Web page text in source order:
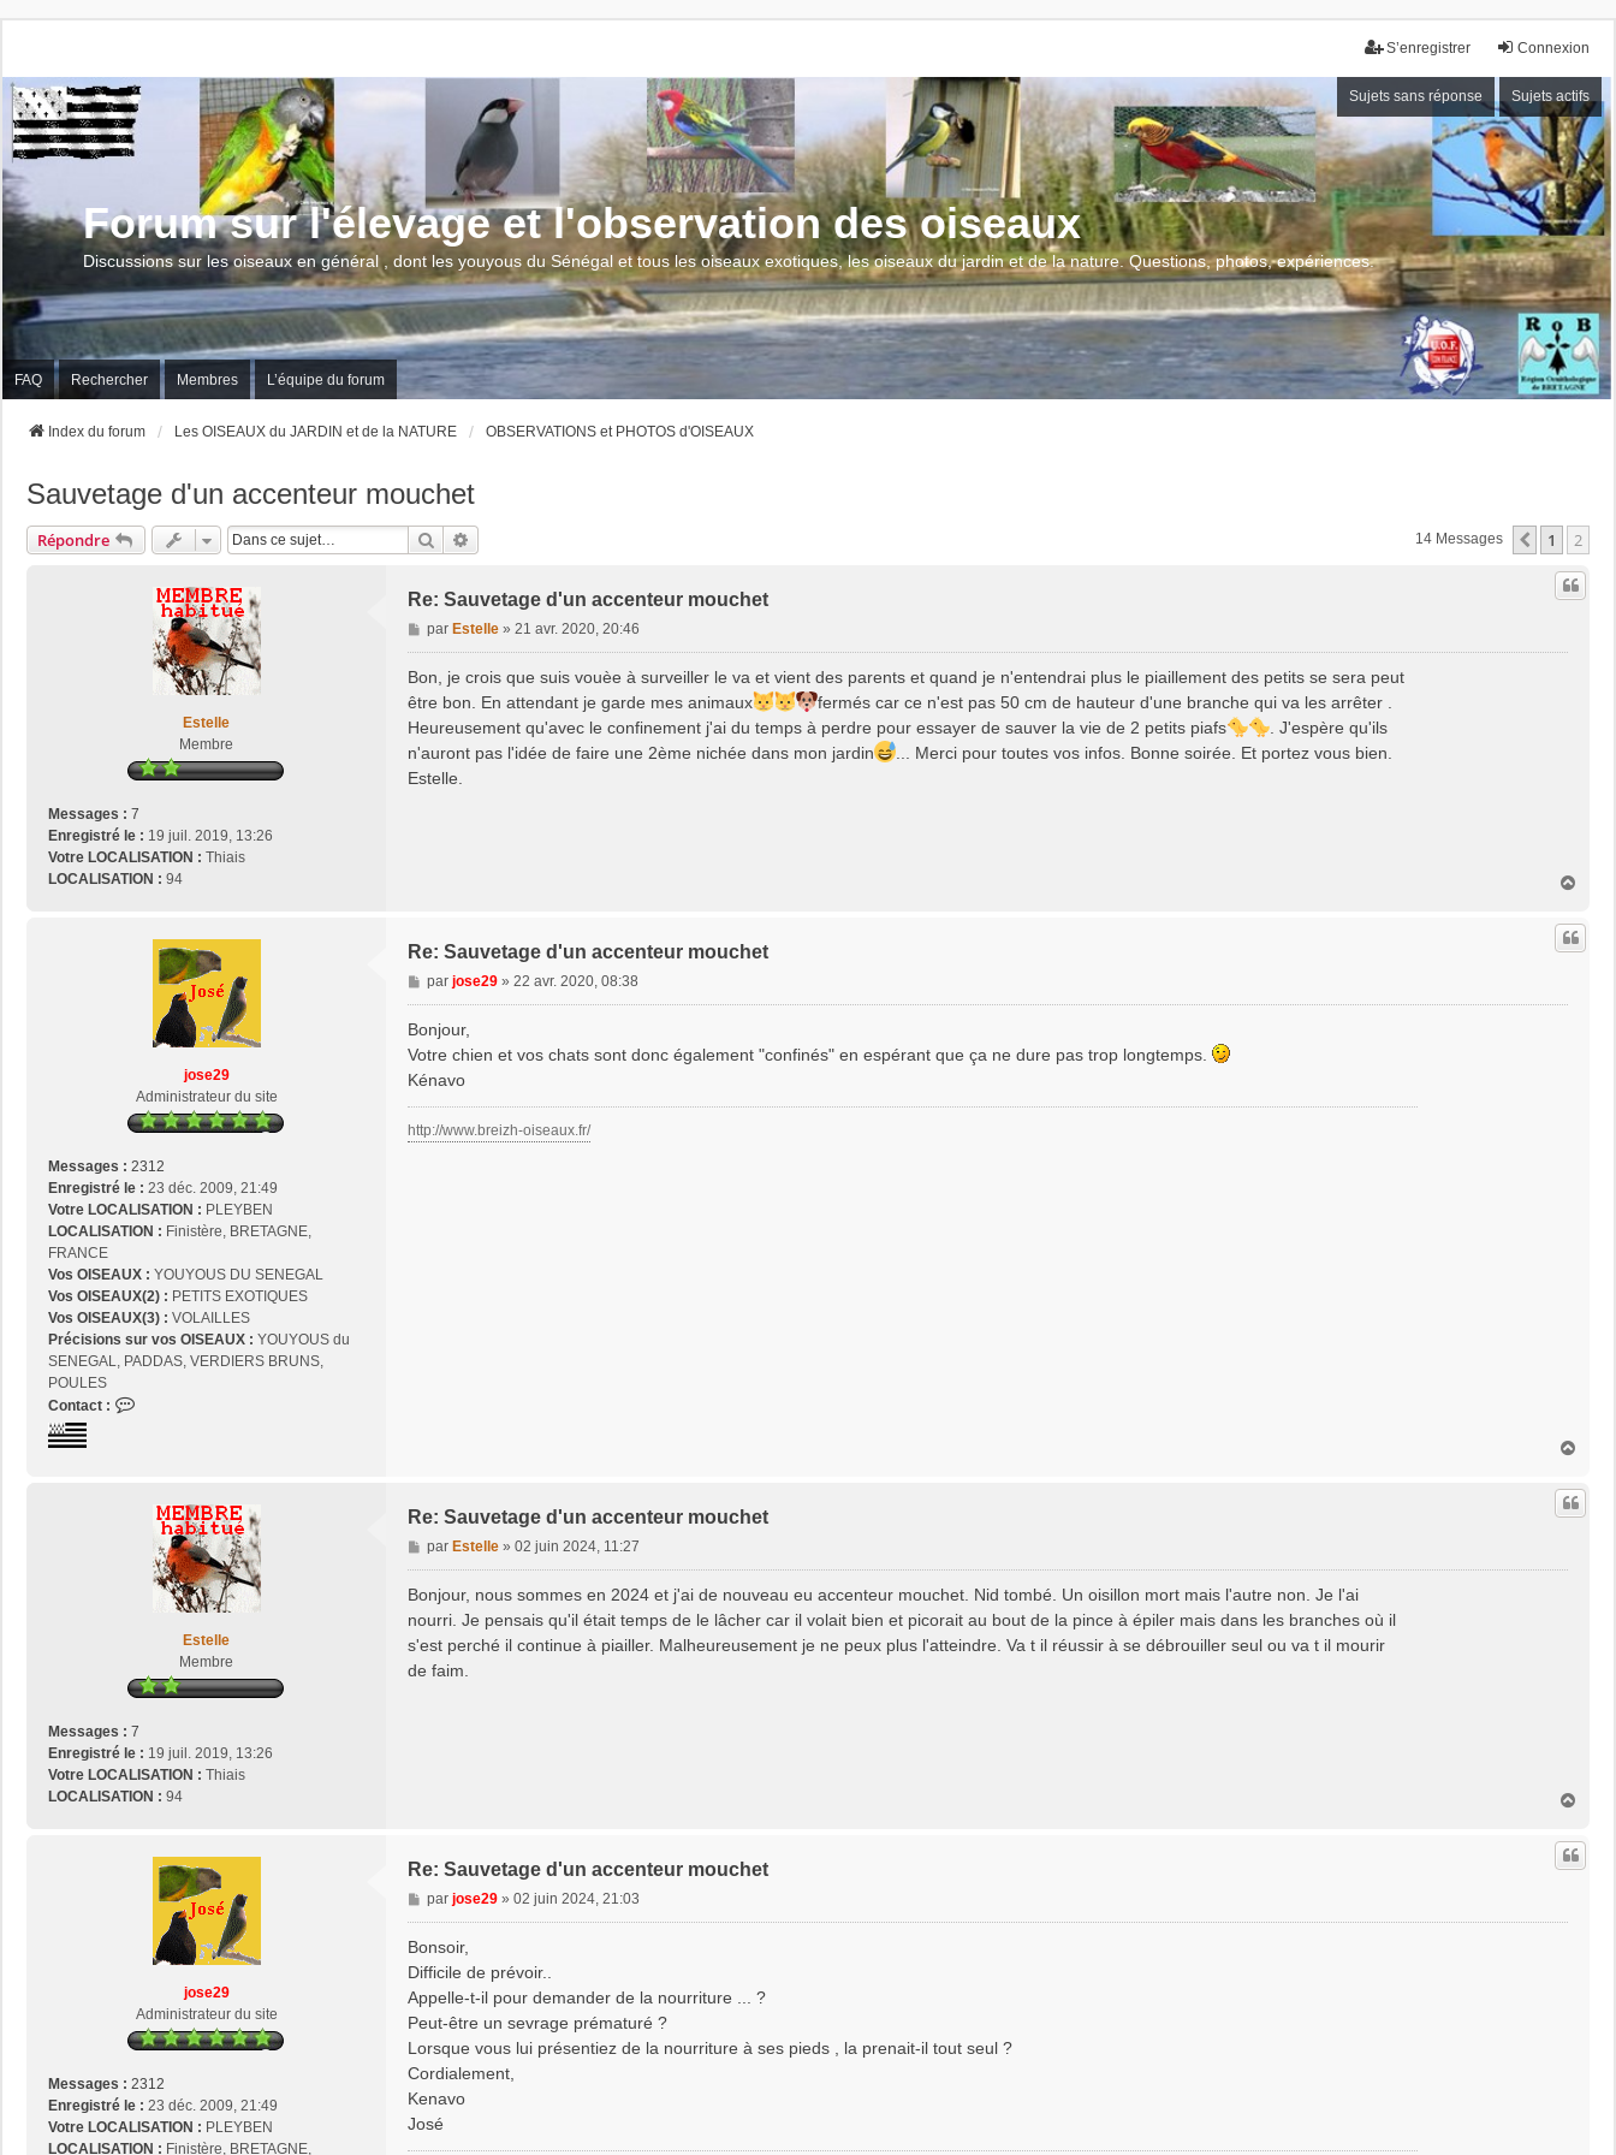
Connexion
S’enregistrer
Sujets sans réponse Sujets actifs
Forum sur l'élevage et l'observation des oiseaux
Discussions sur les oiseaux en général , dont les youyous du Sénégal et tous les oiseaux exotiques, les oiseaux du jardin et de la nature. Questions, photos, expériences.
FAQ Rechercher Membres L’équipe du forum
Index du forum Les OISEAUX du JARDIN et de la NATURE OBSERVATIONS et PHOTOS d'OISEAUX
Sauvetage d'un accenteur mouchet
Répondre Rechercher 14 Messages 1 2
Estelle
Membre
Messages : 7
Enregistré le : 19 juil. 2019, 13:26
Votre LOCALISATION : Thiais
LOCALISATION : 94
Re: Sauvetage d'un accenteur mouchet
M
e
a
g
e
par Estelle» 21 avr. 2020, 20:46
Bon, je crois que suis vouèe à surveiller le va et vient des parents et quand je n'entendrai plus le piaillement des petits se sera peut
être bon. En attendant je garde mes animaux
fermés car ce n'est pas 50 cm de hauteur d'une branche qui va les arrêter .
Heureusement qu'avec le confinement j'ai du temps à perdre pour essayer de sauver la vie de 2 petits piafs
. J'espère qu'ils
n'auront pas l'idée de faire une 2ème nichée dans mon jardin
... Merci pour toutes vos infos. Bonne soirée. Et portez vous bien.
Estelle.
u
jose29
Administrateur du site
Messages : 2312
Enregistré le : 23 déc. 2009, 21:49
Votre LOCALISATION : PLEYBEN
LOCALISATION : Finistère, BRETAGNE,
FRANCE
Vos OISEAUX : YOUYOUS DU SENEGAL
Vos OISEAUX(2) : PETITS EXOTIQUES
Vos OISEAUX(3) : VOLAILLES
Précisions sur vos OISEAUX : YOUYOUS du
SENEGAL, PADDAS, VERDIERS BRUNS,
POULES
Contact :
2
Re: Sauvetage d'un accenteur mouchet
M
e
a
g
e
par jose29» 22 avr. 2020, 08:38
Bonjour,
Votre chien et vos chats sont donc également "confinés" en espérant que ça ne dure pas trop longtemps.
Kénavo
http://www.breizh-oiseaux.fr/
u
Estelle
Membre
Messages : 7
Enregistré le : 19 juil. 2019, 13:26
Votre LOCALISATION : Thiais
LOCALISATION : 94
Re: Sauvetage d'un accenteur mouchet
M
e
a
g
e
par Estelle» 02 juin 2024, 11:27
Bonjour, nous sommes en 2024 et j'ai de nouveau eu accenteur mouchet. Nid tombé. Un oisillon mort mais l'autre non. Je l'ai
nourri. Je pensais qu'il était temps de le lâcher car il volait bien et picorait au bout de la pince à épiler mais dans les branches où il
s'est perché il continue à piailler. Malheureusement je ne peux plus l'atteindre. Va t il réussir à se débrouiller seul ou va t il mourir
de faim.
u
jose29
Administrateur du site
Messages : 2312
Enregistré le : 23 déc. 2009, 21:49
Votre LOCALISATION : PLEYBEN
LOCALISATION : Finistère, BRETAGNE,
Re: Sauvetage d'un accenteur mouchet
M
e
a
g
e
par jose29» 02 juin 2024, 21:03
Bonsoir,
Difficile de prévoir..
Appelle-t-il pour demander de la nourriture ... ?
Peut-être un sevrage prématuré ?
Lorsque vous lui présentiez de la nourriture à ses pieds , la prenait-il tout seul ?
Cordialement,
Kenavo
José